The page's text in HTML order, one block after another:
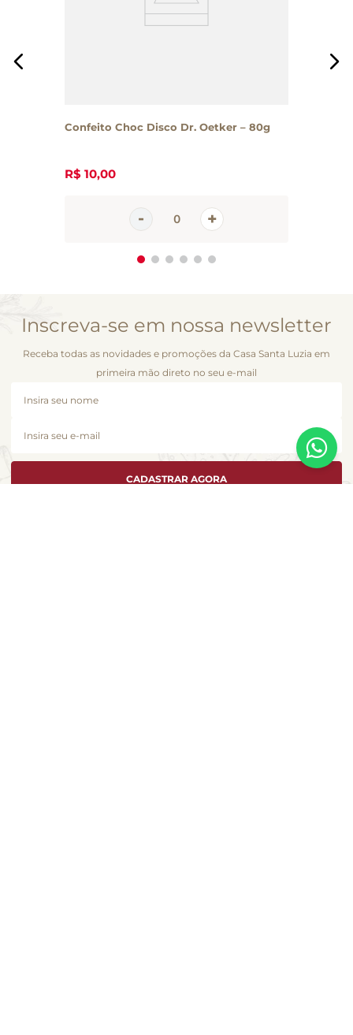
Confeito Choc Disco Dr. Oetker – 80g
R$ 10,00
Inscreva-se em nossa newsletter
Receba todas as novidades e promoções da Casa Santa Luzia em
primeira mão direto no seu e-mail
CADASTRAR AGORA